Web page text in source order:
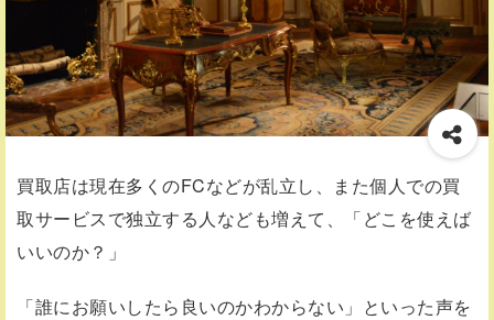
買取店は現在多くのFCなどが乱立し、また個人での買
取サービスで独立する人なども増えて、「どこを使えば
いいのか？」
「誰にお願いしたら良いのかわからない」といった声を